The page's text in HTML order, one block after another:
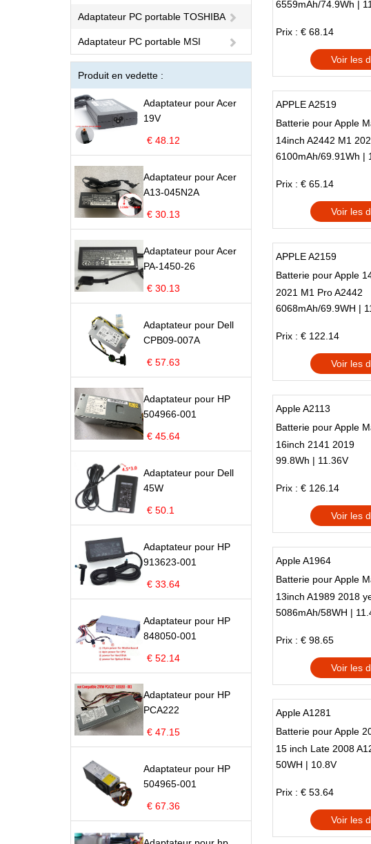
Adaptateur PC portable TOSHIBA
Adaptateur PC portable MSI
Produit en vedette :
Adaptateur pour Acer
19V
€ 48.12
Adaptateur pour Acer
A13-045N2A
€ 30.13
Adaptateur pour Acer
PA-1450-26
€ 30.13
Adaptateur pour Dell
CPB09-007A
€ 57.63
Adaptateur pour HP
504966-001
€ 45.64
Adaptateur pour Dell
45W
€ 50.1
Adaptateur pour HP
913623-001
€ 33.64
Adaptateur pour HP
848050-001
€ 52.14
Adaptateur pour HP
PCA222
€ 47.15
Adaptateur pour HP
504965-001
€ 67.36
6559mAh/74.9Wh |
Prix : € 68.14
Voir les
APPLE A2519
Batterie pour Apple
14inch A2442 M1
MKGR3LL/A
6100mAh/69.91Wh |
Prix : € 65.14
Voir les
APPLE A2159
Batterie pour Apple
2021 M1 Pro A2442
6068mAh/69.9WH |
Prix : € 122.14
Voir les
Apple A2113
Batterie pour Apple
16inch 2141 2019
99.8Wh | 11.36V
Prix : € 126.14
Voir les
Apple A1964
Batterie pour Apple
13inch A1989 2018
5086mAh/58WH |
Prix : € 98.65
Voir les
Apple A1281
Batterie pour Apple
15 inch Late 2008
MB772/A
50WH | 10.8V
Prix : € 53.64
Voir les